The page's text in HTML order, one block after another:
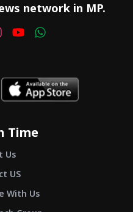
network in MP.
Time
Us
US
With Us